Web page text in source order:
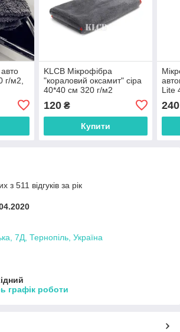
г/м2,
KLCB Мікрофібра
"кораловий оксамит" сіра
40*40 см 320 г/м2
120₴
Купити
Lite
240
з 511 відгуків за рік
7Д, Тернопіль, Україна
графік роботи